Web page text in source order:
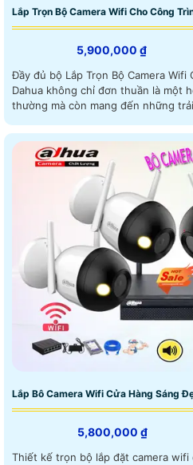
Lắp Trọn Bộ Camera Wifi Cho Công
5,900,000 ₫
Đầy đủ bộ Lắp Trọn Bộ Camera Wifi
Dahua không chỉ đơn thuần là một
thường mà còn mang đến những
Lắp Bô Camera Wifi Cửa Hàng Sáng
5,800,000 ₫
Thiết kế trọn bộ lắp đặt camera wifi